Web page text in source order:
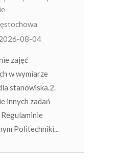
08-04
zajęć
w wymiarze
stanowiska.2.
innych zadań
Politechniki...